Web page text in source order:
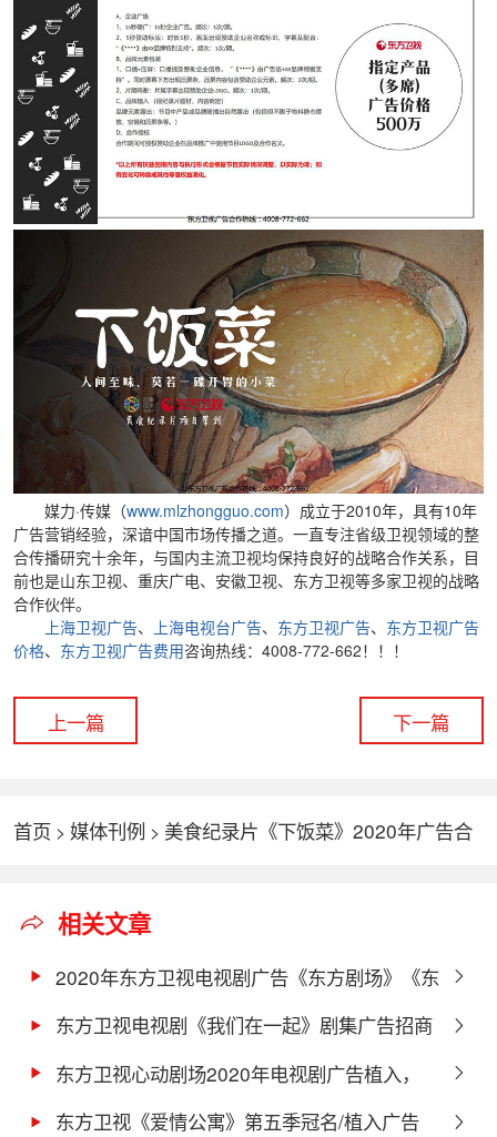
媒力·传媒（www.mlzhongguo.com）成立于2010年，具有10年
广告营销经验，深谙中国市场传播之道。一直专注省级卫视领域的整
合传播研究十余年，与国内主流卫视均保持良好的战略合作关系，目
前也是山东卫视、重庆广电、安徽卫视、东方卫视等多家卫视的战略
合作伙伴。
上海卫视广告、 上海电视台广告、 东方卫视广告、 东方卫视广告
价格、 东方卫视广告费用咨询热线：4008-772-662！！！
上一篇 下一篇
首页 > 媒体刊例 > 美食纪录片《下饭菜》2020年广告合
相关文章
2020年东方卫视电视剧广告《东方剧场》《东
方看大剧》招商方案
东方卫视电视剧《我们在一起》剧集广告招商
方案
东方卫视心动剧场2020年电视剧广告植入，
《妻子2018》《花戒指》合作方案
东方卫视《爱情公寓》第五季冠名/植入广告